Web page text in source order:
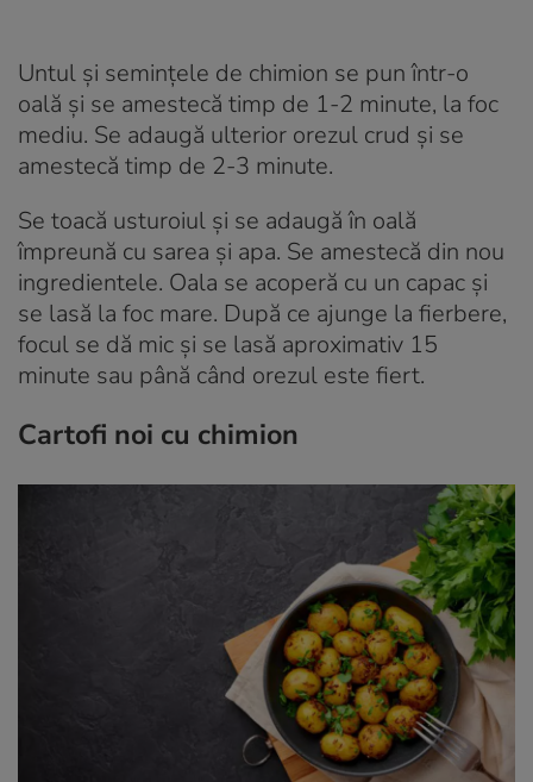
Untul și semințele de chimion se pun într-o
oală și se amestecă timp de 1-2 minute, la foc
mediu. Se adaugă ulterior orezul crud și se
amestecă timp de 2-3 minute.
Se toacă usturoiul și se adaugă în oală
împreună cu sarea și apa. Se amestecă din nou
ingredientele. Oala se acoperă cu un capac și
se lasă la foc mare. După ce ajunge la fierbere,
focul se dă mic și se lasă aproximativ 15
minute sau până când orezul este fiert.
Cartofi noi cu chimion